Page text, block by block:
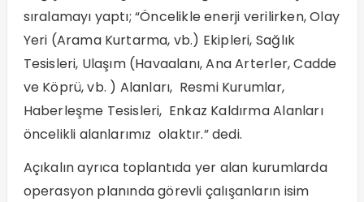
sıralamayı yaptı; “Öncelikle enerji verilirken, Olay
Yeri (Arama Kurtarma, vb.) Ekipleri, Sağlık
Tesisleri, Ulaşım (Havaalanı, Ana Arterler, Cadde
ve Köprü, vb. ) Alanları, Resmi Kurumlar,
Haberleşme Tesisleri, Enkaz Kaldırma Alanları
öncelikli alanlarımız olaktır.” dedi.
Açıkalın ayrıca toplantıda yer alan kurumlarda
operasyon planında görevli çalışanların isim